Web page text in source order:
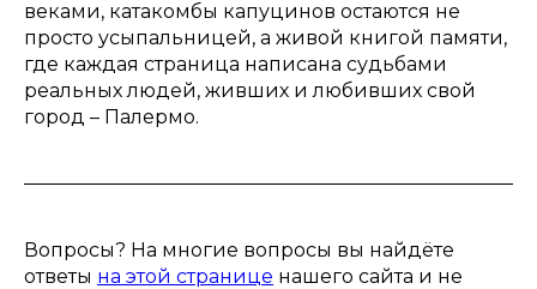
веками, катакомбы капуцинов остаются не
просто усыпальницей, а живой книгой памяти,
где каждая страница написана судьбами
реальных людей, живших и любивших свой
город – Палермо.
Вопросы? На многие вопросы вы найдёте
ответы на этой странице нашего сайта и не